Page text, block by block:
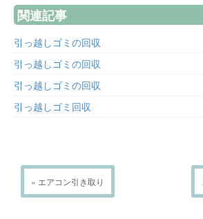
関連記事
引っ越しゴミの回収
引っ越しゴミの回収
引っ越しゴミの回収
引っ越しゴミ回収
« エアコン引き取り